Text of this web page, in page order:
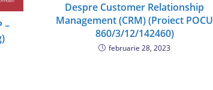
–
Despre Customer Relationship
Management (CRM) (Proiect POCU
860/3/12/142460)
februarie 28, 2023